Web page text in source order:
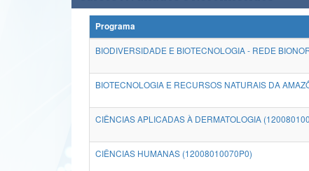
Programa
BIODIVERSIDADE E BIOTECNOLOGIA - REDE
BIOTECNOLOGIA E RECURSOS NATURAIS DA
CIÊNCIAS APLICADAS À DERMATOLOGIA
CIÊNCIAS HUMANAS (12008010070P0)